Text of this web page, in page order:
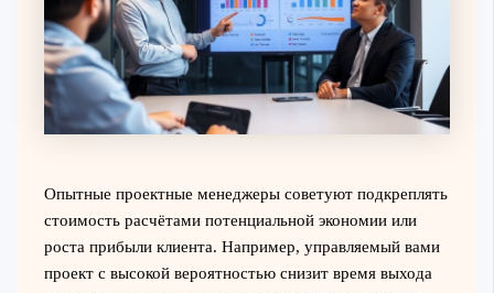
Опытные проектные менеджеры советуют подкреплять
стоимость расчётами потенциальной экономии или
роста прибыли клиента. Например, управляемый вами
проект с высокой вероятностью снизит время выхода